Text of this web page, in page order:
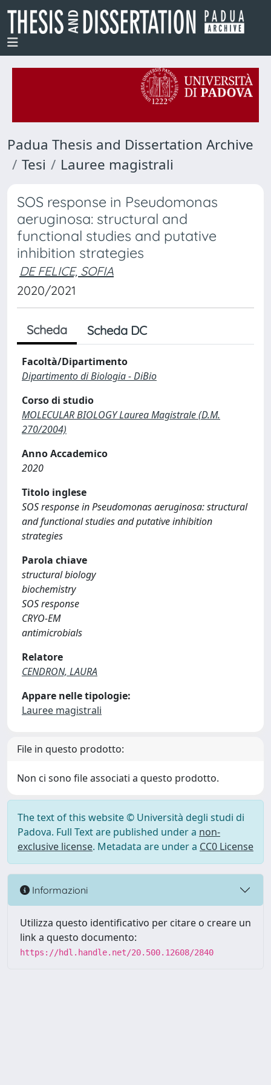
Padua Thesis and Dissertation Archive
Tesi
Lauree magistrali
SOS response in Pseudomonas
aeruginosa: structural and
functional studies and putative
inhibition strategies
DE FELICE, SOFIA
2020/2021
Scheda Scheda DC
Facoltà/Dipartimento
Dipartimento di Biologia - DiBio
Corso di studio
MOLECULAR BIOLOGY Laurea Magistrale (D.M.
270/2004)
Anno Accademico
2020
Titolo inglese
SOS response in Pseudomonas aeruginosa: structural
and functional studies and putative inhibition
strategies
Parola chiave
structural biology
biochemistry
SOS response
CRYO-EM
antimicrobials
Relatore
CENDRON, LAURA
Appare nelle tipologie:
Lauree magistrali
File in questo prodotto:
Non ci sono file associati a questo prodotto.
The text of this website © Università degli studi di
Padova. Full Text are published under a non-
exclusive license. Metadata are under a CC0 License
Informazioni
Utilizza questo identificativo per citare o creare un
link a questo documento:
https://hdl.handle.net/20.500.12608/2840